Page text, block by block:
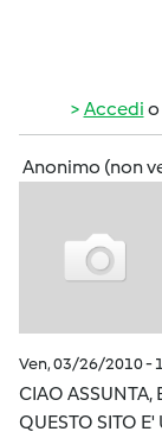
Accedi o
Anonimo (non
Ven, 03/26/2010 -
CIAO ASSUNTA,
QUESTO SITO